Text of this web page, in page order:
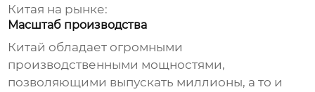
Китая на рынке:
Масштаб производства
Китай обладает огромными
производственными мощностями,
позволяющими выпускать миллионы, а то и